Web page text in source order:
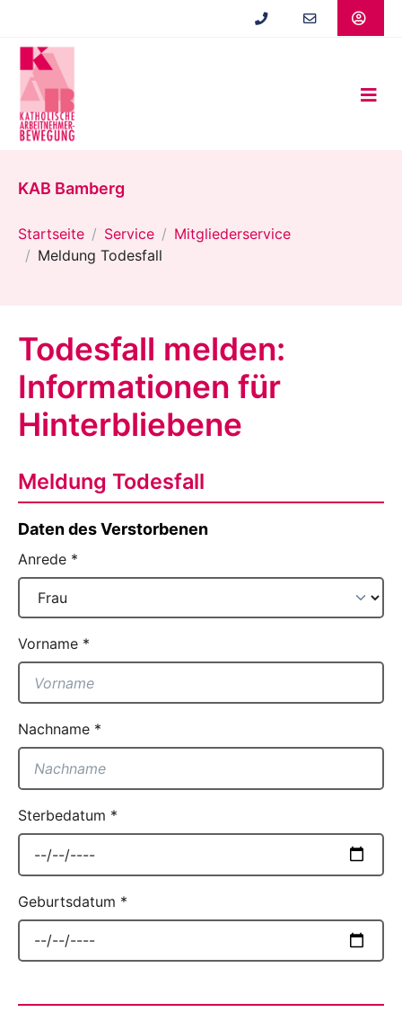
springen
KAB Bamberg
Startseite Service
Mitgliederservice
Meldung Todesfall
Todesfall melden:
Informationen für
Hinterbliebene
Meldung Todesfall
Daten des Verstorbenen
Anrede *
Vorname *
Nachname *
Sterbedatum *
Geburtsdatum *